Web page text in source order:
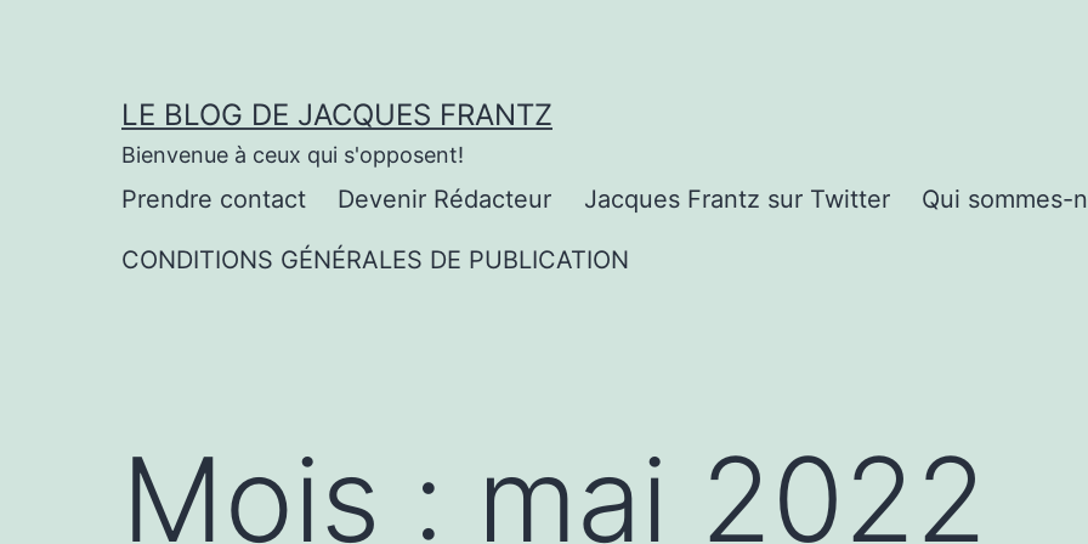
LE BLOG DE JACQUES FRANTZ
Bienvenue à ceux qui s'opposent!
Prendre contact Devenir Rédacteur Jacques Frantz sur Twitter Qui sommes-
CONDITIONS GÉNÉRALES DE PUBLICATION
Mois : mai 2022